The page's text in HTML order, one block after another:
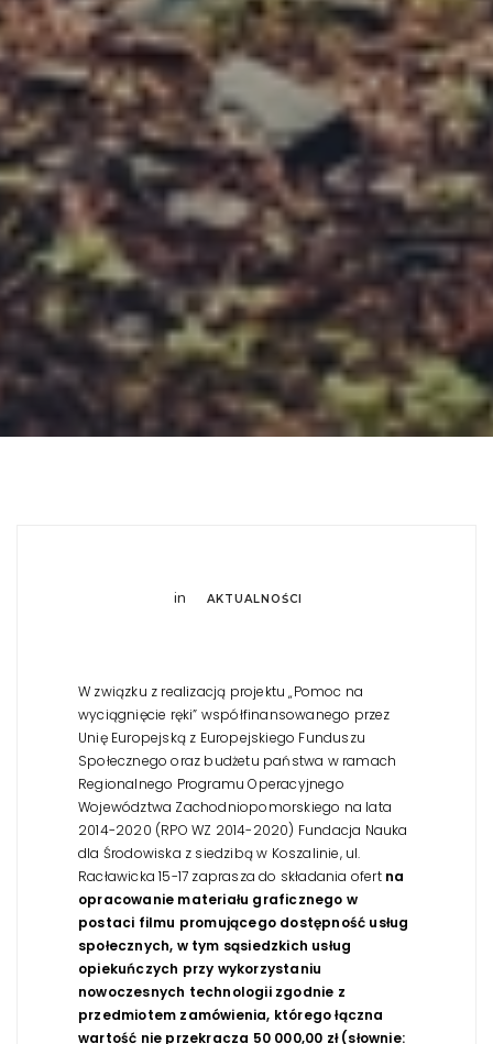
in AKTUALNOŚCI
W związku z realizacją projektu „Pomoc na
wyciągnięcie ręki” współfinansowanego przez
Unię Europejską z Europejskiego Funduszu
Społecznego oraz budżetu państwa w ramach
Regionalnego Programu Operacyjnego
Województwa Zachodniopomorskiego na lata
2014-2020 (RPO WZ 2014-2020) Fundacja Nauka
dla Środowiska z siedzibą w Koszalinie, ul.
Racławicka 15-17 zaprasza do składania ofert na
opracowanie materiału graficznego w
postaci filmu promującego dostępność usług
społecznych, w tym sąsiedzkich usług
opiekuńczych przy wykorzystaniu
nowoczesnych technologii zgodnie z
przedmiotem zamówienia, którego łączna
wartość nie przekracza 50 000,00 zł (słownie: